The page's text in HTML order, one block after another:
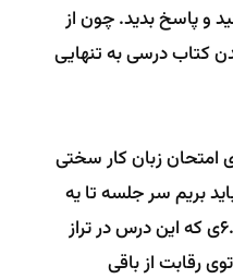
و پاسخ بدید. چون از
کتاب درسی به تنهایی
امتحان زبان کار سختی
بریم سر جلسه تا یه
تراز عالی بهمون بده و با ضریب 6.05ی که این درس در تراز
رقابت از باقی